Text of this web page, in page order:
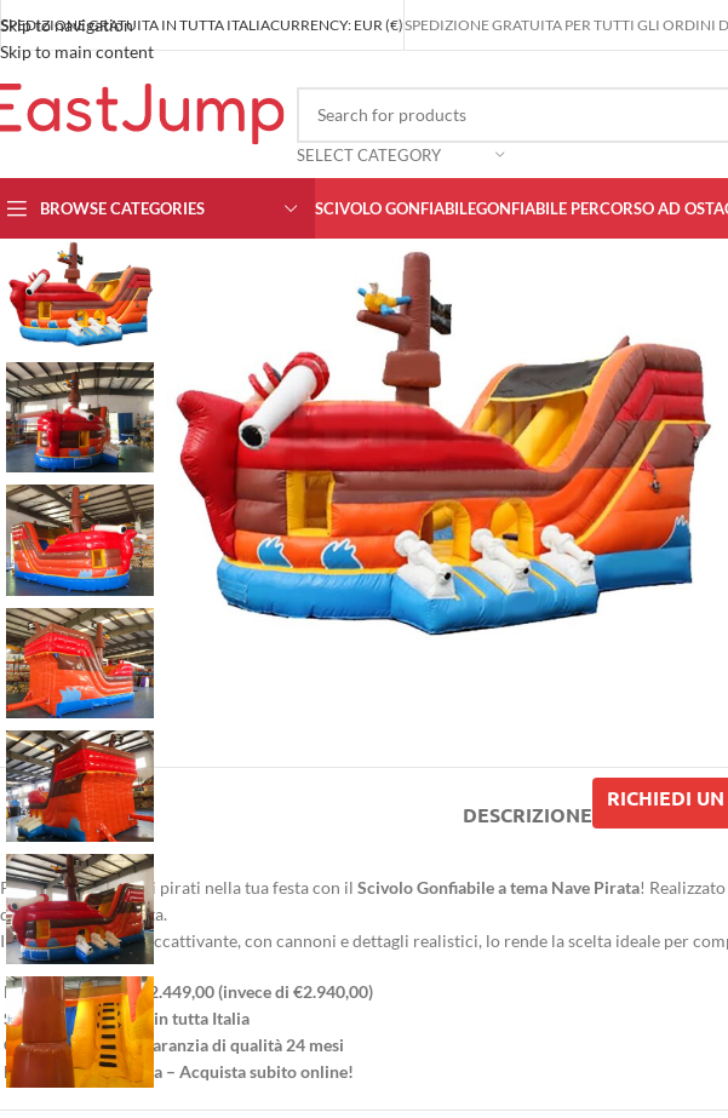
Skip to navigation
Skip to main content
SPEDIZIONE GRATUITA IN TUTTA ITALIACURRENCY: EUR (€)SPEDIZIONE GRATUITA PER TUTTI GLI ORDINI
SELECT CATEGORY
BROWSE CATEGORIES SCIVOLO GONFIABILEGONFIABILE PERCORSO AD
DESCRIZIONE
RICHIEDI
Porta l’avventura dei pirati nella tua festa con il Scivolo Gonfiabile a tema Nave Pirata!
divertimento e durata.
Il design colorato e accattivante, con cannoni e dettagli realistici, lo rende la scelta ideale per
Prezzo in offerta: €2.449,00 (invece di €2.940,00)
Spedizione gratuita in tutta Italia
Consegna veloce | Garanzia di qualità 24 mesi
Disponibilità limitata – Acquista subito online!